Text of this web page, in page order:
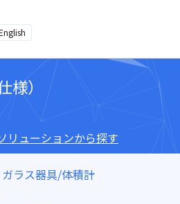
様）
リューションから探す
ガラス器具/体積計